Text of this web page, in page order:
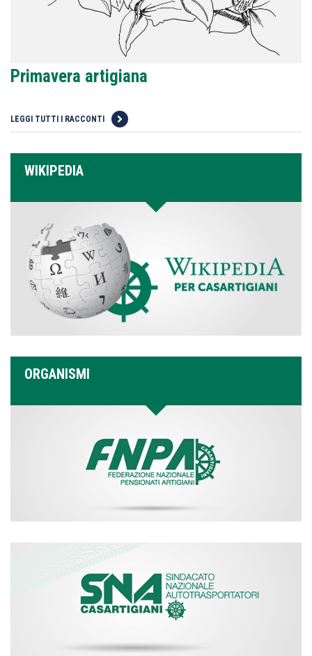
Primavera artigiana
LEGGI TUTTI I RACCONTI
WIKIPEDIA
ORGANISMI